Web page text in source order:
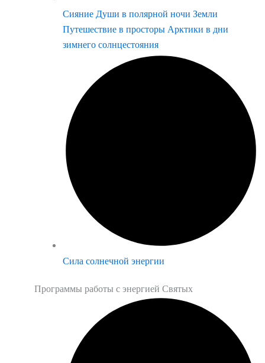
Сияние Души в полярной ночи Земли
Путешествие в просторы Арктики в дни
зимнего солнцестояния
Сила солнечной энергии
Программы работы с энергией Святых